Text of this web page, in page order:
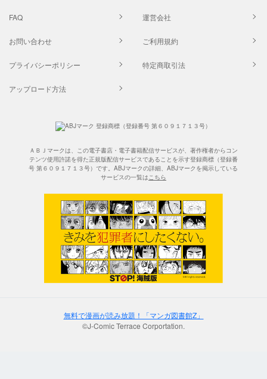
FAQ 運営会社
お問い合わせ ご利用規約
プライバシーポリシー 特定商取引法
アップロード方法
ＡＢＪマークは、この電子書店・電子書籍配信サービスが、著作権者からコン
テンツ使用許諾を得た正規版配信サービスであることを示す登録商標（登録番
号 第６０９１７１３号）です。ABJマークの詳細、ABJマークを掲示している
サービスの一覧はこちら
無料で漫画が読み放題！「マンガ図書館Z」
©J-Comic Terrace Corportation.